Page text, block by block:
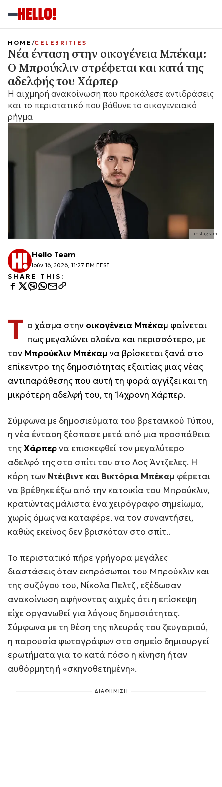
instagram
HOME CELEBRITIES
Νέα ένταση στην οικογένεια Μπέκαμ:
Ο Μπρούκλιν στρέφεται και κατά της
αδελφής του Χάρπερ
Η αιχμηρή ανακοίνωση που προκάλεσε αντιδράσεις
και το περιστατικό που βάθυνε το οικογενειακό
ρήγμα
Hello Team
Ιούν 16, 2026, 11:27 ΠΜ EEST
SHARE THIS:
Τ ο χάσμα στηνοικογένεια Μπέκαμ φαίνεται
πως μεγαλώνει ολοένα και περισσότερο, με
τον Μπρούκλιν Μπέκαμ να βρίσκεται ξανά στο
επίκεντρο της δημοσιότητας εξαιτίας μιας νέας
αντιπαράθεσης που αυτή τη φορά αγγίζει και τη
μικρότερη αδελφή του, τη 14χρονη Χάρπερ.
Σύμφωνα με δημοσιεύματα του βρετανικού Τύπου,
η νέα ένταση ξέσπασε μετά από μια προσπάθεια
τηςΧάρπερνα επισκεφθεί τον μεγαλύτερο
αδελφό της στο σπίτι του στο Λος Άντζελες. Η
κόρη των Ντέιβιντ και Βικτόρια Μπέκαμ φέρεται
να βρέθηκε έξω από την κατοικία του Μπρούκλιν,
κρατώντας μάλιστα ένα χειρόγραφο σημείωμα,
χωρίς όμως να καταφέρει να τον συναντήσει,
καθώς εκείνος δεν βρισκόταν στο σπίτι.
Το περιστατικό πήρε γρήγορα μεγάλες
διαστάσεις όταν εκπρόσωποι του Μπρούκλιν και
της συζύγου του, Νίκολα Πελτζ, εξέδωσαν
ανακοίνωση αφήνοντας αιχμές ότι η επίσκεψη
είχε οργανωθεί για λόγους δημοσιότητας.
Σύμφωνα με τη θέση της πλευράς του ζευγαριού,
η παρουσία φωτογράφων στο σημείο δημιουργεί
ερωτήματα για το κατά πόσο η κίνηση ήταν
αυθόρμητη ή «σκηνοθετημένη».
ΔΙΑΦΗΜΙΣΗ